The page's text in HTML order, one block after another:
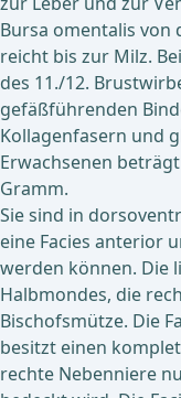
Bursa omentalis
reicht bis zur Milz.
des 11./12.
gefäßführenden
Kollagenfasern und
Erwachsenen
Gramm.
Sie sind in
eine Facies anterior
werden können. Die
Halbmondes, die
Bischofsmütze. Die
besitzt einen
rechte Nebenniere